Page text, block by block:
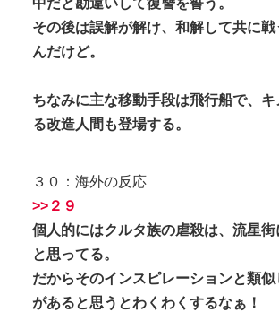
中だと勘違いして復讐を誓う。
その後は誤解が解け、和解して共に
んだけど。
ちなみに主な移動手段は飛行船で、
る改造人間も登場する。
３０：海外の反応
>>２９
個人的にはクルタ族の虐殺は、流星
と思ってる。
だからそのインスピレーションと類
があると思うとわくわくするなぁ！